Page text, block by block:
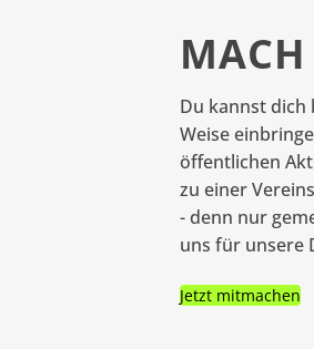
Du kannst dich
Weise
öffentlichen
zu einer
- denn nur
uns für unsere
Jetzt mitmachen